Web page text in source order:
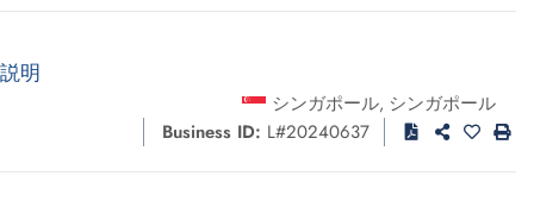
説明
シンガポール, シンガポール
Business ID: L#20240637